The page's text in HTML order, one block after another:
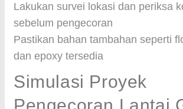
Lakukan survei lokasi dan periksa
sebelum pengecoran
Pastikan bahan tambahan seperti
dan epoxy tersedia
Simulasi Proyek